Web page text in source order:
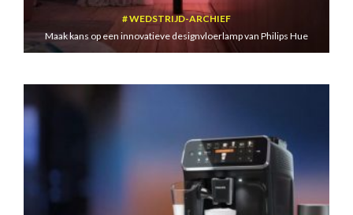
WEDSTRIJD-ARCHIEF
Maak kans op een innovatieve designvloerlamp van Philips Hue